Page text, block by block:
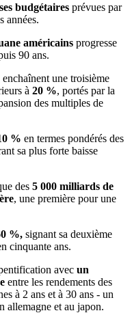
budgétaires prévues par
années.
américains progresse
90 ans.
enchaînent une troisième
à 20 %, portés par la
des multiples de
% en termes pondérés des
sa plus forte baisse
des 5 000 milliards de
, une première pour une
%, signant sa deuxième
cinquante ans.
avec un
entre les rendements des
à 2 ans et à 30 ans - un
allemagne et au japon.